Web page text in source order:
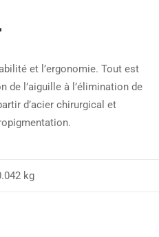
et l’ergonomie. Tout est
l’aiguille à l’élimination de
d’acier chirurgical et
kg